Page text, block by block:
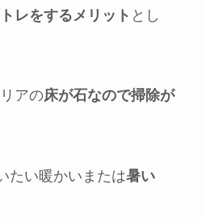
レをするメリット とし
アの床が石なので掃除が
たい暖かいまたは暑い